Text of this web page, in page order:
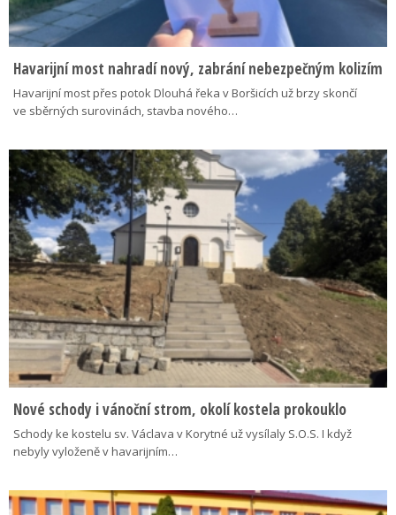
Havarijní most nahradí nový, zabrání nebezpečným kolizím
Havarijní most přes potok Dlouhá řeka v Boršicích už brzy skončí
ve sběrných surovinách, stavba nového…
Nové schody i vánoční strom, okolí kostela prokouklo
Schody ke kostelu sv. Václava v Korytné už vysílaly S.O.S. I když
nebyly vyloženě v havarijním…